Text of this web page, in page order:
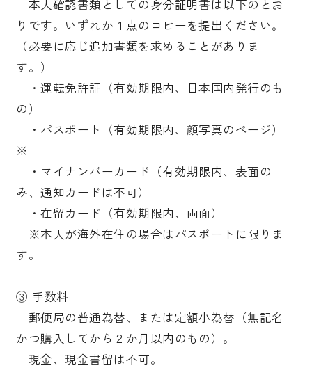
本人確認書類としての身分証明書は以下のとお
りです。いずれか１点のコピーを提出ください。
（必要に応じ追加書類を求めることがありま
す。）
・運転免許証（有効期限内、日本国内発行のも
の）
・パスポート（有効期限内、顔写真のページ）
※
・マイナンバーカード（有効期限内、表面の
み、通知カードは不可）
・在留カード（有効期限内、両面）
※本人が海外在住の場合はパスポートに限りま
す。
③ 手数料
郵便局の普通為替、または定額小為替（無記名
かつ購入してから２か月以内のもの）。
現金、現金書留は不可。